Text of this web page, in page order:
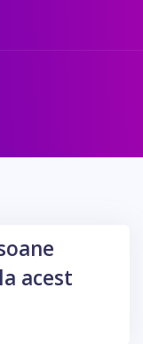
acest